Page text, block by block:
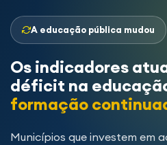
A educação pública mudou
Os indicadores
déficit na
formação
Municípios que investem em